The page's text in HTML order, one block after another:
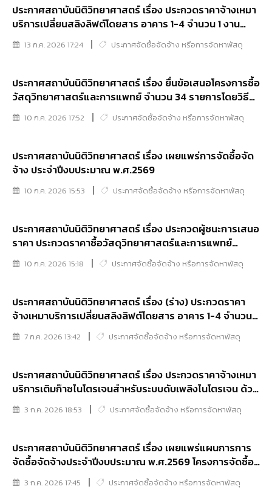
ประกาศสถาบันนิติวิทยาศาสตร์ เรื่อง ประกวดราคาจ้างเหมา
บริการเปลี่ยนสลิงลิฟต์โดยสาร อาคาร 1-4 จำนวน 1 งาน
ด้วยวิธีประกวดราคาอิเล็กทรอนิกส์ (e-bidding)
13 ก.ค. 2026 17:24 ประกาศจัดซื้อจัดจ้าง หรือการจัดหาพัสดุ
ประกาศสถาบันนิติวิทยาศาสตร์ เรื่อง ยื่นข้อเสนอโครงการซื้อ
วัสดุวิทยาศาสตร์และการแพทย์ จำนวน 34 รายการโดยวิธี
การคัดเลือก
10 ก.ค. 2026 17:52 ประกาศจัดซื้อจัดจ้าง หรือการจัดหาพัสดุ
ประกาศสถาบันนิติวิทยาศาสตร์ เรื่อง เผยแพร่การจัดซื้อจัด
จ้าง ประจำปีงบประมาณ พ.ศ.2569
10 ก.ค. 2026 15:53 ประกาศจัดซื้อจัดจ้าง หรือการจัดหาพัสดุ
ประกาศสถาบันนิติวิทยาศาสตร์ เรื่อง ประกวดผู้ชนะการเสนอ
ราคา ประกวดราคาซื้อวัสดุวิทยาศาสตร์และการแพทย์
จำนวน 15 รายการ (5 หมวด) ด้วยวิธีประกวดราคา
อิเล็กทรอนิกส์ (e-bidding)
10 ก.ค. 2026 15:18 ประกาศจัดซื้อจัดจ้าง หรือการจัดหาพัสดุ
ประกาศสถาบันนิติวิทยาศาสตร์ เรื่อง (ร่าง) ประกวดราคา
จ้างเหมาบริการเปลี่ยนสลิงลิฟต์โดยสาร อาคาร 1-4 จำนวน 1
งาน ด้วยวิธีประกวดราคาอิเล็กทรอนิกส์ (e-bidding)
7 ก.ค. 2026 13:42 ประกาศจัดซื้อจัดจ้าง หรือการจัดหาพัสดุ
ประกาศสถาบันนิติวิทยาศาสตร์ เรื่อง ประกวดราคาจ้างเหมา
บริการเติมก๊าซไนโตรเจนสำหรับระบบดับเพลิงไนโตรเจน ด้วย
วิธีผระกวดราคาอิเล็กทรอนิกส์ (e-bidding)
3 ก.ค. 2026 18:53 ประกาศจัดซื้อจัดจ้าง หรือการจัดหาพัสดุ
ประกาศสถาบันนิติวิทยาศาสตร์ เรื่อง เผยแพร่แผนการการ
จัดซื้อจัดจ้างประจำปีงบประมาณ พ.ศ.2569 โครงการจัดซื้อ
วัสดุวิทยาศาสตร์และการแพทย์ จำนวน 34 รายการ
3 ก.ค. 2026 17:45 ประกาศจัดซื้อจัดจ้าง หรือการจัดหาพัสดุ